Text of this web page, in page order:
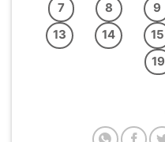
7
8 9
13
14 15
19